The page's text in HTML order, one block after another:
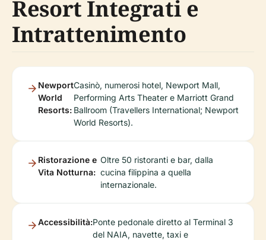
Resort Integrati e
Intrattenimento
Newport
World
Resorts:
Casinò, numerosi hotel, Newport Mall,
Performing Arts Theater e Marriott Grand
Ballroom (Travellers International; Newport
World Resorts).
Ristorazione e
Vita Notturna:
Oltre 50 ristoranti e bar, dalla
cucina filippina a quella
internazionale.
Accessibilità:Ponte pedonale diretto al Terminal 3
del NAIA, navette, taxi e